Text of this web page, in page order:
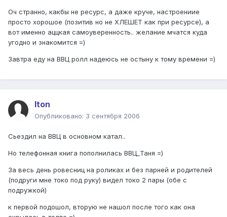
Оч странно, какбы не ресурс, а даже круче, настроениие
просто хорошое (позитив но не ХЛЕШЕТ как при ресурсе), а
вот именно аццкая самоуверенность.. желание мчатся куда
угодно и знакомится =)
Завтра еду на ВВЦ ролл надеюсь не остыну к тому времени =)
Iton
Опубликовано: 3 сентября 2006
Сьездил на ВВЦ в основном катал..
Но телефонная книга пополнилась ВВЦ_Таня =)
За весь день ровесниц на роликах и без парней и родителей
(подруги мне токо под руку) видел токо 2 пары (обе с
подружкой)
к первой подошол, вторую не нашол после того как она